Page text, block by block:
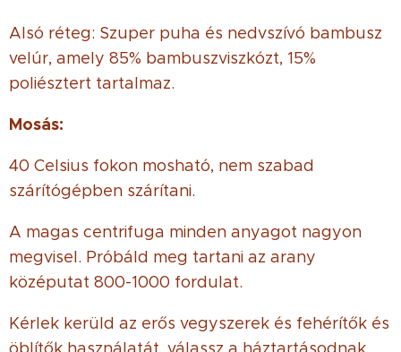
Alsó réteg: Szuper puha és nedvszívó bambusz
velúr, amely 85% bambuszviszkózt, 15%
poliésztert tartalmaz.
Mosás:
40 Celsius fokon mosható, nem szabad
szárítógépben szárítani.
A magas centrifuga minden anyagot nagyon
megvisel. Próbáld meg tartani az arany
középutat 800-1000 fordulat.
Kérlek kerüld az erős vegyszerek és fehérítők és